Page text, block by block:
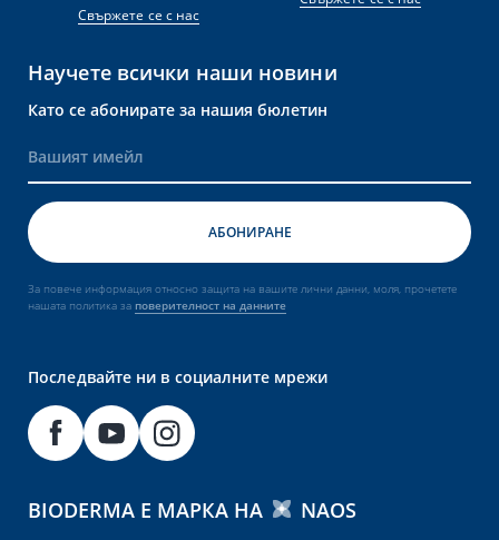
Свържете се с нас
Научете всички наши новини
Като се абонирате за нашия бюлетин
За повече информация относно защита на вашите лични данни, моля, прочетете
нашата политика за поверителност на данните
Последвайте ни в социалните мрежи
BIODERMA Е МАРКА НА NAOS